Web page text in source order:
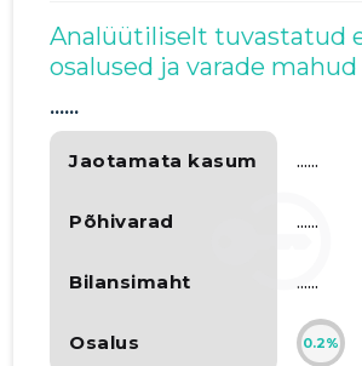
Analüütiliselt tuvastatud
osalused ja varade mahud
Jaotamata kasum
Põhivarad
Bilansimaht
Osalus
......
......
......
......
0.2%